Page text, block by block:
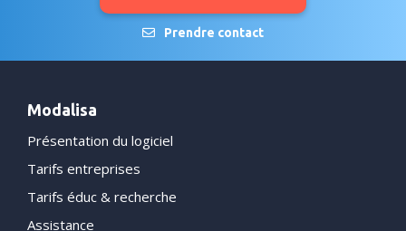
Prendre contact
Modalisa
Présentation du logiciel
Tarifs entreprises
Tarifs éduc & recherche
Assistance